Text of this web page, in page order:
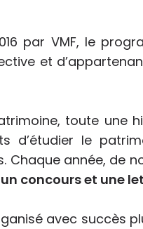
par VMF, le
et
toute une
d’étudier le
Chaque année, de
concours et une
avec succès